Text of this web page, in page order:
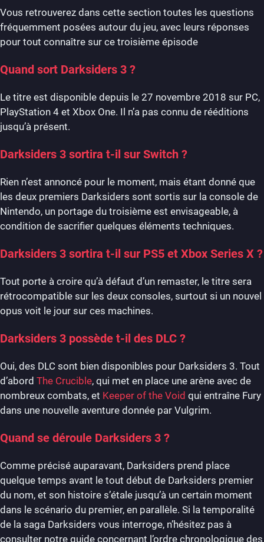
Vous retrouverez dans cette section toutes les questions
fréquemment posées autour du jeu, avec leurs réponses
pour tout connaître sur ce troisième épisode
Quand sort Darksiders 3 ?
Le titre est disponible depuis le 27 novembre 2018 sur PC,
PlayStation 4 et Xbox One. Il n’a pas connu de rééditions
jusqu’à présent.
Darksiders 3 sortira t-il sur Switch ?
Rien n’est annoncé pour le moment, mais étant donné que
les deux premiers Darksiders sont sortis sur la console de
Nintendo, un portage du troisième est envisageable, à
condition de sacrifier quelques éléments techniques.
Darksiders 3 sortira t-il sur PS5 et Xbox Series X ?
Tout porte à croire qu’à défaut d’un remaster, le titre sera
rétrocompatible sur les deux consoles, surtout si un nouvel
opus voit le jour sur ces machines.
Darksiders 3 possède t-il des DLC ?
Oui, des DLC sont bien disponibles pour Darksiders 3. Tout
d’abord The Crucible, qui met en place une arène avec de
nombreux combats, et Keeper of the Void qui entraîne Fury
dans une nouvelle aventure donnée par Vulgrim.
Quand se déroule Darksiders 3 ?
Comme précisé auparavant, Darksiders prend place
quelque temps avant le tout début de Darksiders premier
du nom, et son histoire s’étale jusqu’à un certain moment
dans le scénario du premier, en parallèle. Si la temporalité
de la saga Darksiders vous interroge, n’hésitez pas à
consulter notre guide concernant l’ordre chronologique des